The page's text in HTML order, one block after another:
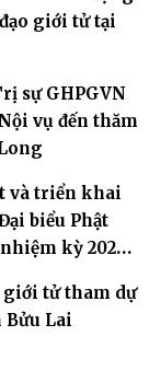
giới tử tại
sự GHPGVN
vụ đến thăm
và triển khai
biểu Phật
kỳ 2026-
giới tử tham dự
Lai